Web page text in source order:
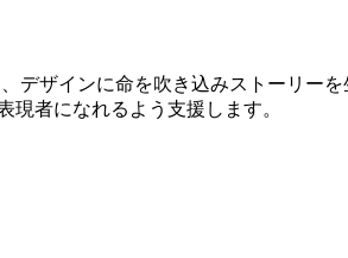
デザインに命を吹き込みストーリー
者になれるよう支援します。